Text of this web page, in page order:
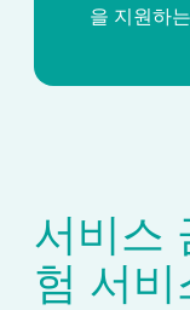
을 지원하
서비스
험 서비